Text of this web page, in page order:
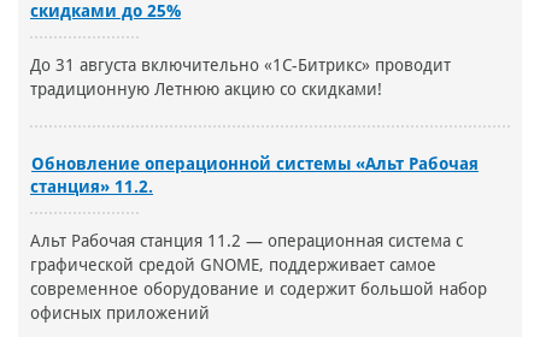
скидками до 25%
До 31 августа включительно «1С-Битрикс» проводит
традиционную Летнюю акцию со скидками!
Обновление операционной системы «Альт Рабочая
станция» 11.2.
Альт Рабочая станция 11.2 — операционная система с
графической средой GNOME, поддерживает самое
современное оборудование и содержит большой набор
офисных приложений